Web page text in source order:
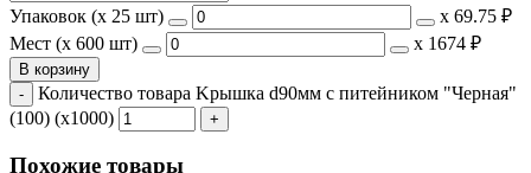
Упаковок (x 25 шт)
х 69.75 ₽
Мест (x 600 шт)
х 1674 ₽
В корзину
Количество товара Kрышка d90мм с питейником "Черная"
(100) (х1000)
Похожие товары